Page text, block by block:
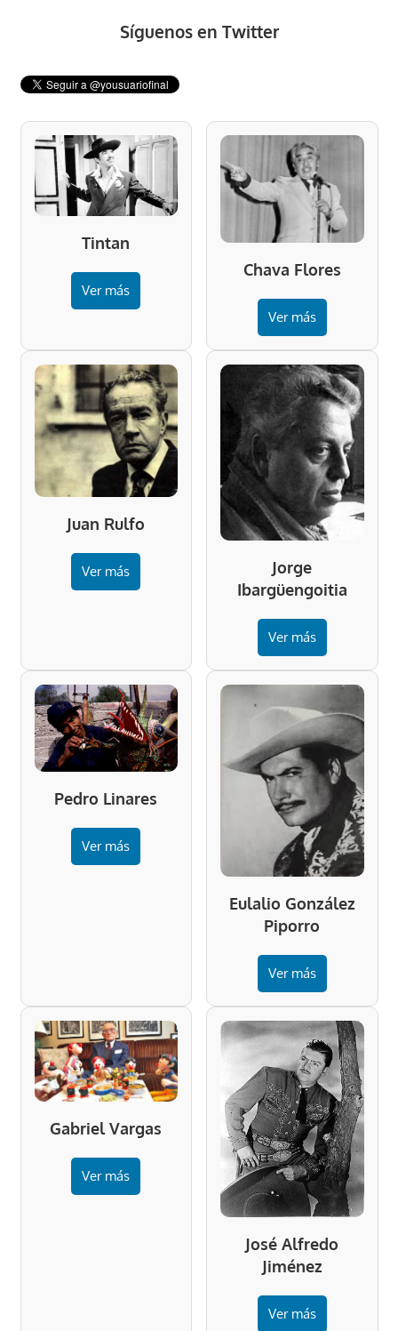
Síguenos en Twitter
Tintan
Ver más
Chava Flores
Ver más
Juan Rulfo
Ver más
Jorge
Ibargüengoitia
Ver más
Pedro Linares
Ver más
Eulalio González
Piporro
Ver más
Gabriel Vargas
Ver más
José Alfredo
Jiménez
Ver más